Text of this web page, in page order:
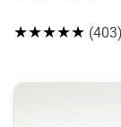
★★★★★ (403)